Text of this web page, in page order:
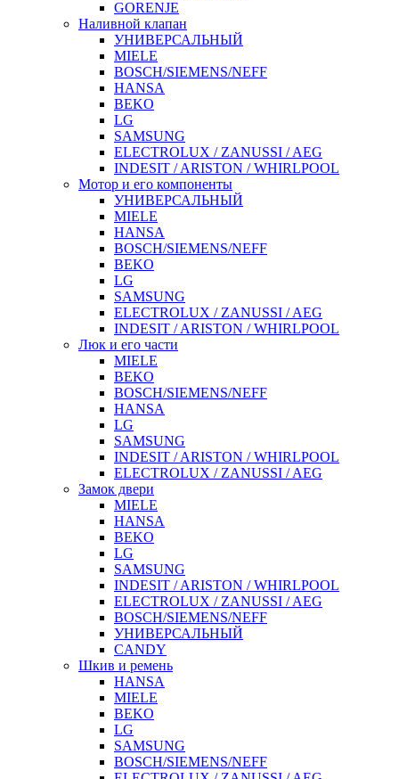
GORENJE
Наливной клапан
УНИВЕРСАЛЬНЫЙ
MIELE
BOSCH/SIEMENS/NEFF
HANSA
BEKO
LG
SAMSUNG
ELECTROLUX / ZANUSSI / AEG
INDESIT / ARISTON / WHIRLPOOL
Мотор и его компоненты
УНИВЕРСАЛЬНЫЙ
MIELE
HANSA
BOSCH/SIEMENS/NEFF
BEKO
LG
SAMSUNG
ELECTROLUX / ZANUSSI / AEG
INDESIT / ARISTON / WHIRLPOOL
Люк и его части
MIELE
BEKO
BOSCH/SIEMENS/NEFF
HANSA
LG
SAMSUNG
INDESIT / ARISTON / WHIRLPOOL
ELECTROLUX / ZANUSSI / AEG
Замок двери
MIELE
HANSA
BEKO
LG
SAMSUNG
INDESIT / ARISTON / WHIRLPOOL
ELECTROLUX / ZANUSSI / AEG
BOSCH/SIEMENS/NEFF
УНИВЕРСАЛЬНЫЙ
CANDY
Шкив и ремень
HANSA
MIELE
BEKO
LG
SAMSUNG
BOSCH/SIEMENS/NEFF